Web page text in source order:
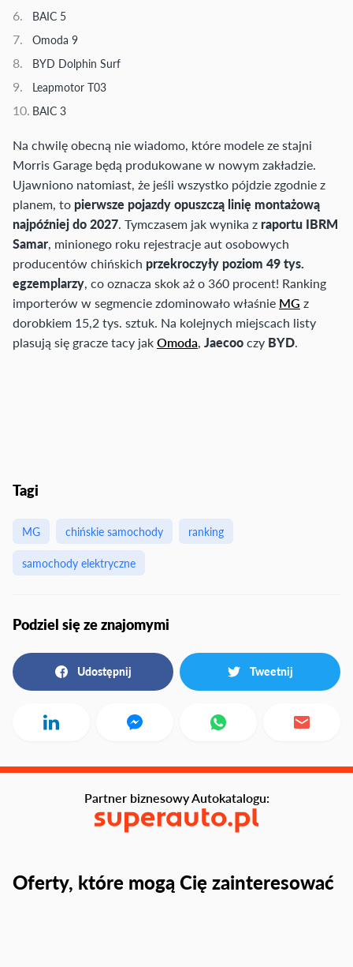
BAIC 5
Omoda 9
BYD Dolphin Surf
Leapmotor T03
BAIC 3
Na chwilę obecną nie wiadomo, które modele ze stajni
Morris Garage będą produkowane w nowym zakładzie.
Ujawniono natomiast, że jeśli wszystko pójdzie zgodnie z
planem, to pierwsze pojazdy opuszczą linię montażową
najpóźniej do 2027. Tymczasem jak wynika z raportu IBRM
Samar, minionego roku rejestracje aut osobowych
producentów chińskich przekroczyły poziom 49 tys.
egzemplarzy, co oznacza skok aż o 360 procent! Ranking
importerów w segmencie zdominowało właśnie MG z
dorobkiem 15,2 tys. sztuk. Na kolejnych miejscach listy
plasują się gracze tacy jakOmoda, Jaecooczy BYD.
Tagi
MG chińskie samochody
ranking
samochody elektryczne
Podziel się ze znajomymi
Udostępnij Tweetnij
Oferty, które mogą Cię zainteresować
Partner biznesowy Autokatalogu: